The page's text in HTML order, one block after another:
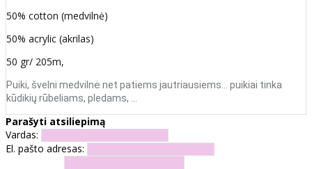
50% cotton (medvilnė)
50% acrylic (akrilas)
50 gr/ 205m,
Puiki, švelni medvilnė net patiems jautriausiems... puikiai tinka
kūdikių rūbeliams, pledams, …
Parašyti atsiliepimą
Vardas:
El. pašto adresas: